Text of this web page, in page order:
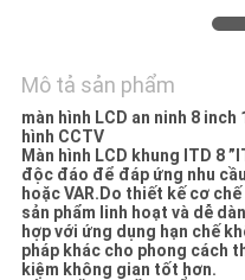
WEB
PRIVACY
POLICY
Mô tả sản phẩm
màn hình LCD an ninh 8 inch
hình CCTV
Màn hình LCD khung ITD 8
độc đáo để đáp ứng nhu
hoặc VAR.Do thiết kế cơ
sản phẩm linh hoạt và dễ
hợp với ứng dụng hạn chế
pháp khác cho phong cách
kiệm không gian tốt hơn.